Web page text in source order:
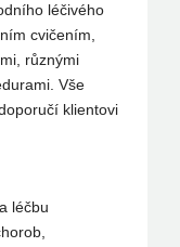
léčivého
cvičením,
různými
Vše
klientovi
léčbu